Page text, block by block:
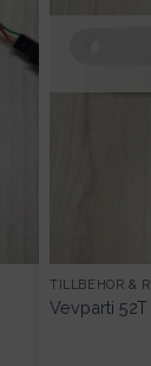
TILLBEHÖR &
Vevparti